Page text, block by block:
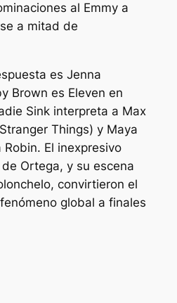
al Emmy a
a mitad de
es Jenna
Brown es Eleven en
Sink interpreta a Max
Things) y Maya
El inexpresivo
Ortega, y su escena
convirtieron el
global a finales